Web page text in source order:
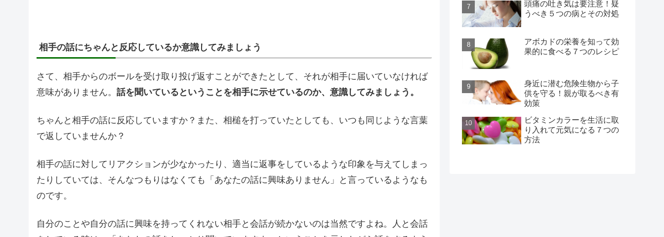
相手の話にちゃんと反応しているか意識してみましょう
さて、相手からのボールを受け取り投げ返すことができたとして、それが相手に届いていなければ
意味がありません。 話を聞いているということを相手に示せているのか、意識してみましょう。
ちゃんと相手の話に反応していますか？また、相槌を打っていたとしても、いつも同じような言葉
で返していませんか？
相手の話に対してリアクションが少なかったり、適当に返事をしているような印象を与えてしまっ
たりしていては、そんなつもりはなくても「あなたの話に興味ありません」と言っているようなも
のです。
自分のことや自分の話に興味を持ってくれない相手と会話が続かないのは当然ですよね。人と会話
頭痛の吐き気は要注意！疑
うべき５つの病とその対処
アボカドの栄養を知って効
果的に食べる７つのレシピ
身近に潜む危険生物から子
供を守る！親が取るべき有
効策
ビタミンカラーを生活に取
り入れて元気になる７つの
方法